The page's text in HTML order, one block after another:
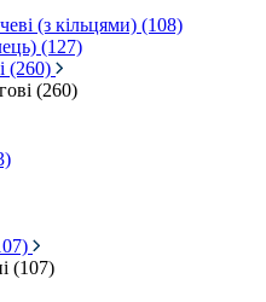
(з кільцями) (108)
(127)
(260)
(260)
(107)